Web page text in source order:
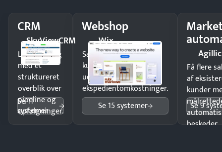
CRM
SkyViewCRM
Luk flere salg
med et
struktureret
overblik over
pipeline og
opfølgninger.
Se 11
systemer
Webshop
Wix
Sælg produkter 24/7 til
kunder i hele landet
uden
ekspedientomkostninger.
Se 15 systemer
Agillic
Få flere
af
kunder
beskeder.
Se 9